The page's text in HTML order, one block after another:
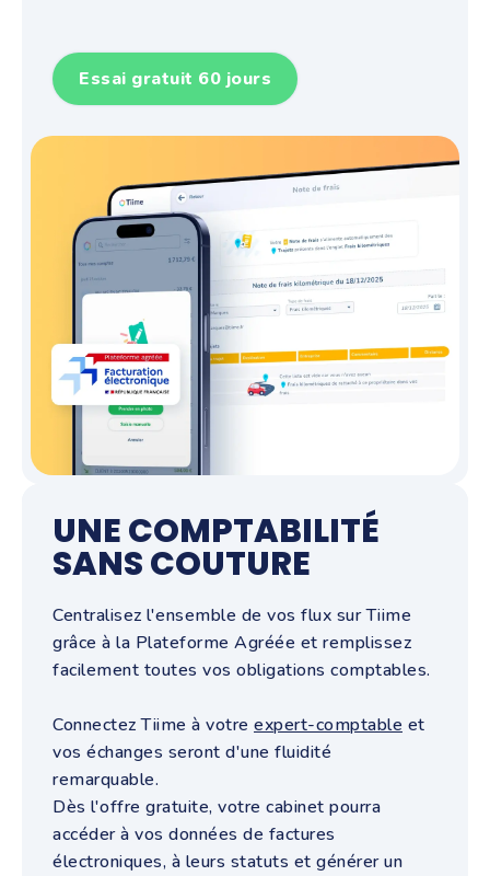
Essai gratuit 60 jours
UNE COMPTABILITÉ
SANS COUTURE
Centralisez l'ensemble de vos flux sur Tiime
grâce à la Plateforme Agréée et remplissez
facilement toutes vos obligations comptables.
Connectez Tiime à votre expert-comptable et
vos échanges seront d'une fluidité
remarquable.
Dès l'offre gratuite, votre cabinet pourra
accéder à vos données de factures
électroniques, à leurs statuts et générer un